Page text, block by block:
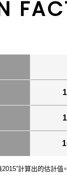
計算出的估計值。